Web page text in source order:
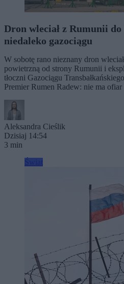
Dron wleciał z Rumunii
niedaleko gazociągu
W sobotę rano nieznany dron
powietrzną od strony Rumunii i
tłoczni Gazociągu
Premier Rumen Radew: nie ma
Aleksandra Cieślik
Dzisiaj 14:54
3 min